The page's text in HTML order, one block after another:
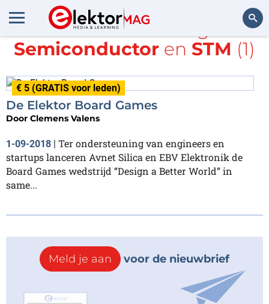
Zoeken
Alle items met de tags
ON
Semiconductor en STM (1)
€ 5 (GRATIS voor leden)
De Elektor Board Games
Door Clemens Valens
1-09-2018 | Ter ondersteuning van engineers en
startups lanceren Avnet Silica en EBV Elektronik de
Board Games wedstrijd “Design a Better World” in
same...
Meld je aan voor de nieuwbrief